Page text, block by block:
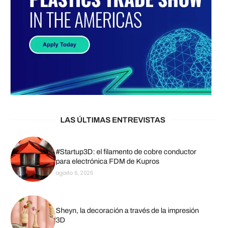
LAS ÚLTIMAS ENTREVISTAS
#Startup3D: el filamento de cobre conductor
para electrónica FDM de Kupros
agosto 6, 2026
Sheyn, la decoración a través de la impresión
3D